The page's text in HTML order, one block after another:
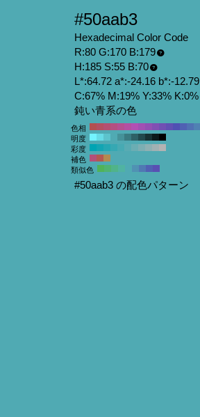
#50aab3
Hexadecimal Color Code
R:80 G:170 B:179
H:185 S:55 B:70
L*:64.72 a*:-24.16 b*:-12.79
C:67% M:19% Y:33% K:0%
鈍い青系の色
色相
明度
彩度
補色
類似色
#50aab3 の配色パターン